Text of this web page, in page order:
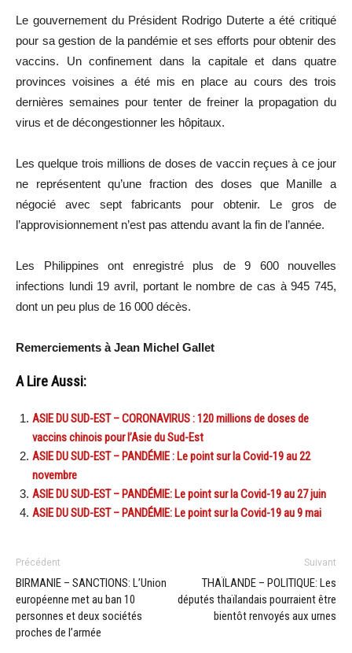
Le gouvernement du Président Rodrigo Duterte a été critiqué
pour sa gestion de la pandémie et ses efforts pour obtenir des
vaccins. Un confinement dans la capitale et dans quatre
provinces voisines a été mis en place au cours des trois
dernières semaines pour tenter de freiner la propagation du
virus et de décongestionner les hôpitaux.
Les quelque trois millions de doses de vaccin reçues à ce jour
ne représentent qu’une fraction des doses que Manille a
négocié avec sept fabricants pour obtenir. Le gros de
l’approvisionnement n’est pas attendu avant la fin de l’année.
Les Philippines ont enregistré plus de 9 600 nouvelles
infections lundi 19 avril, portant le nombre de cas à 945 745,
dont un peu plus de 16 000 décès.
Remerciements à Jean Michel Gallet
A Lire Aussi:
ASIE DU SUD-EST – CORONAVIRUS : 120 millions de doses de
vaccins chinois pour l’Asie du Sud-Est
ASIE DU SUD-EST – PANDÉMIE : Le point sur la Covid-19 au 22
novembre
ASIE DU SUD-EST – PANDÉMIE: Le point sur la Covid-19 au 27 juin
ASIE DU SUD-EST – PANDÉMIE: Le point sur la Covid-19 au 9 mai
Précédent
BIRMANIE – SANCTIONS: L’Union
européenne met au ban 10
personnes et deux sociétés
proches de l’armée
Suivant
THAÏLANDE – POLITIQUE: Les
députés thaïlandais pourraient être
bientôt renvoyés aux urnes